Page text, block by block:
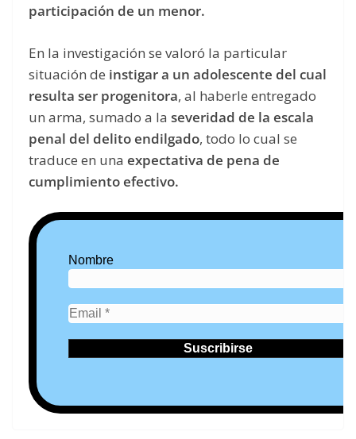
participación de un menor.
En la investigación se valoró la particular
situación de instigar a un adolescente del cual
resulta ser progenitora, al haberle entregado
un arma, sumado a la severidad de la escala
penal del delito endilgado, todo lo cual se
traduce en una expectativa de pena de
cumplimiento efectivo.
Nombre